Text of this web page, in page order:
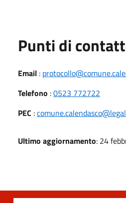
Punti di
Email :
Telefono :0523 772722
PEC :
Ultimo aggiornamento: 24